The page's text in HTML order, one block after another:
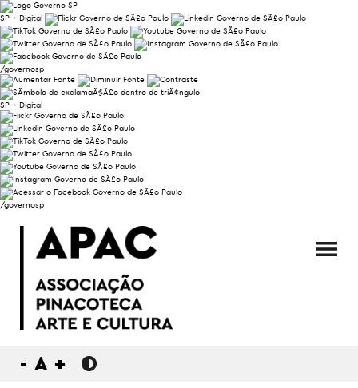
SP + Digital
/governosp
SP + Digital
/governosp
- A +